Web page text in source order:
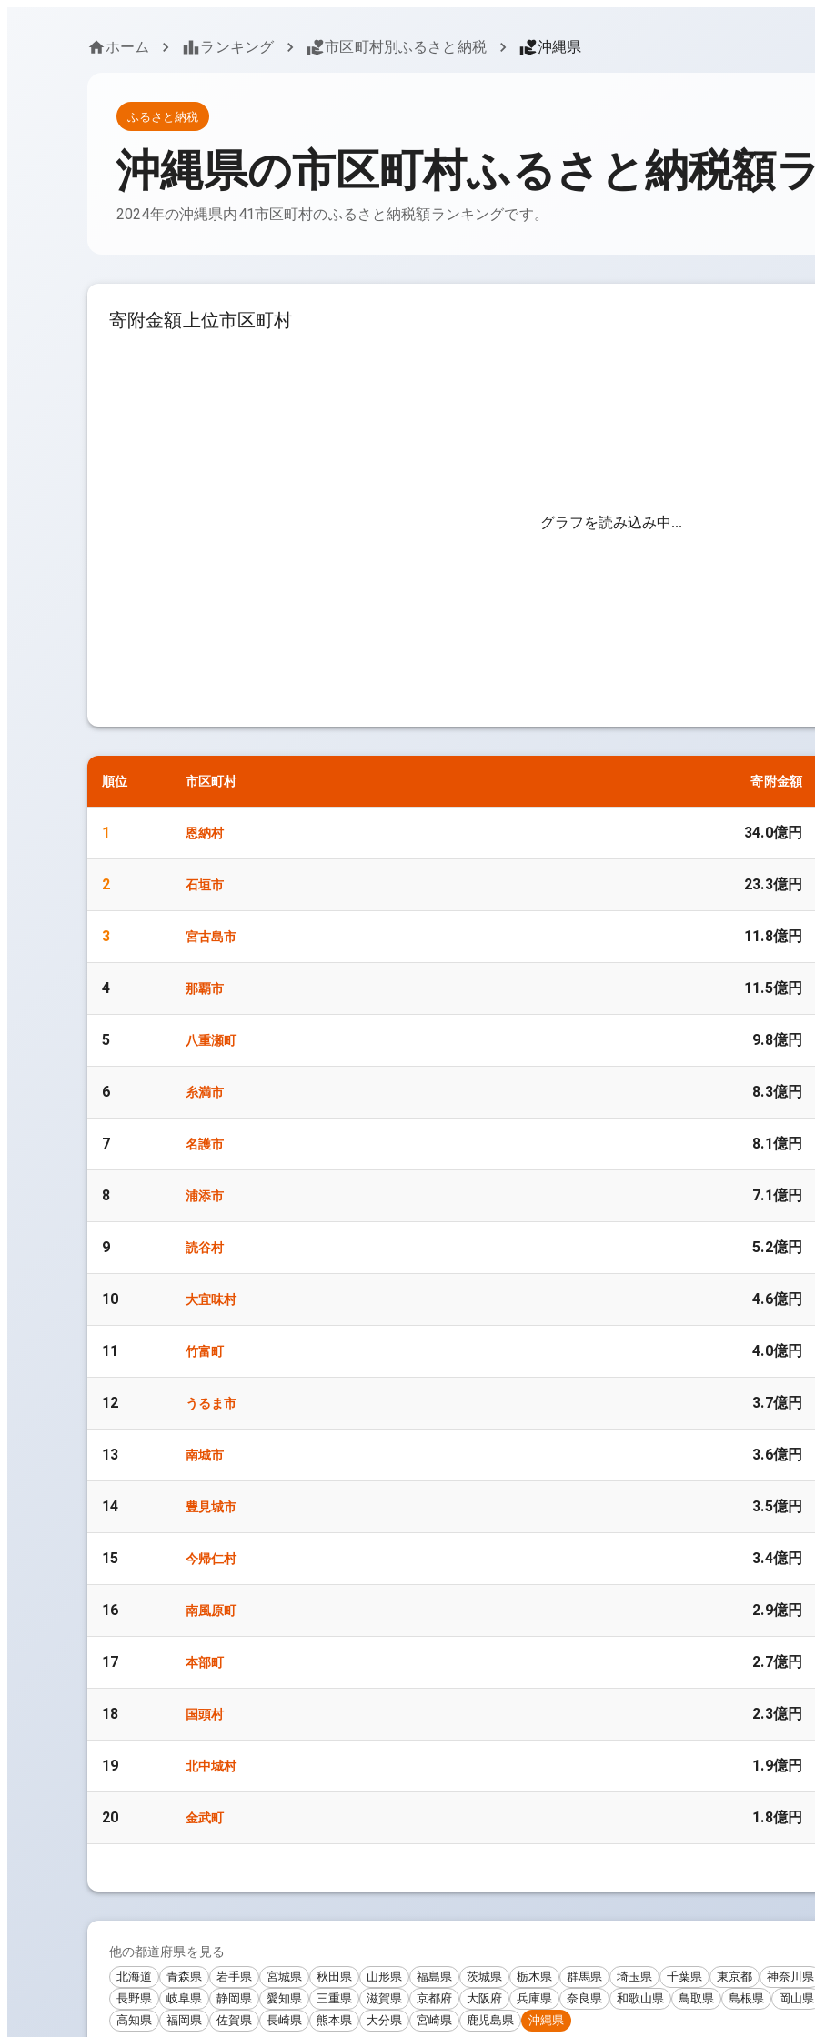
ホーム ランキング 市区町村別ふるさと納税 沖縄県
ふるさと納税
沖縄県の市区町村ふるさと納税額
2024年の沖縄県内41市区町村のふるさと納税額ランキングです。
寄附金額上位市区町村
グラフを読み込み中...
順位 市区町村 寄附金額
1 恩納村 34.0億円
2 石垣市 23.3億円
3 宮古島市 11.8億円
4 那覇市 11.5億円
5 八重瀬町 9.8億円
6 糸満市 8.3億円
7 名護市 8.1億円
8 浦添市 7.1億円
9 読谷村 5.2億円
10 大宜味村 4.6億円
11 竹富町 4.0億円
12 うるま市 3.7億円
13 南城市 3.6億円
14 豊見城市 3.5億円
15 今帰仁村 3.4億円
16 南風原町 2.9億円
17 本部町 2.7億円
18 国頭村 2.3億円
19 北中城村 1.9億円
20 金武町 1.8億円
他の都道府県を見る
北海道 青森県 岩手県 宮城県 秋田県 山形県 福島県 茨城県 栃木県 群馬県 埼玉県 千葉県 東京都
神奈川県
長野県
岐阜県 静岡県 愛知県 三重県 滋賀県 京都府 大阪府 兵庫県 奈良県 和歌山県 鳥取県 島根県
岡山県
高知県
福岡県 佐賀県 長崎県 熊本県 大分県 宮崎県 鹿児島県 沖縄県